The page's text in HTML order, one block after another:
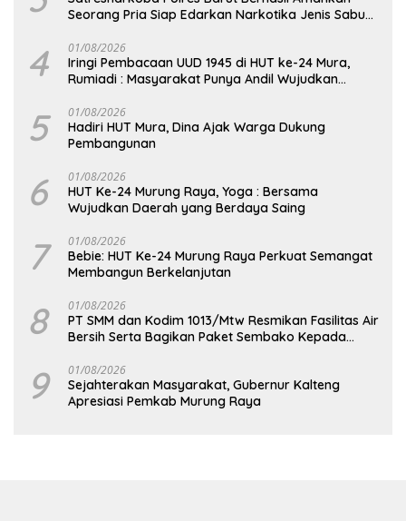
Seorang Pria Siap Edarkan Narkotika Jenis Sabu
4 01/08/2026
Iringi Pembacaan UUD 1945 di HUT ke-24 Mura,
Rumiadi : Masyarakat Punya Andil Wujudkan
5 01/08/2026
Hadiri HUT Mura, Dina Ajak Warga Dukung
Pembangunan
6 01/08/2026
HUT Ke-24 Murung Raya, Yoga : Bersama
Wujudkan Daerah yang Berdaya Saing
7 01/08/2026
Bebie: HUT Ke-24 Murung Raya Perkuat Semangat
Membangun Berkelanjutan
8 01/08/2026
PT SMM dan Kodim 1013/Mtw Resmikan Fasilitas Air
Bersih Serta Bagikan Paket Sembako Kepada
9 01/08/2026
Sejahterakan Masyarakat, Gubernur Kalteng
Apresiasi Pemkab Murung Raya